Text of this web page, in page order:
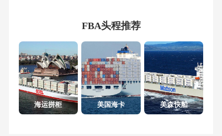
FBA头程推荐
海运拼柜 美国海卡 美森快船